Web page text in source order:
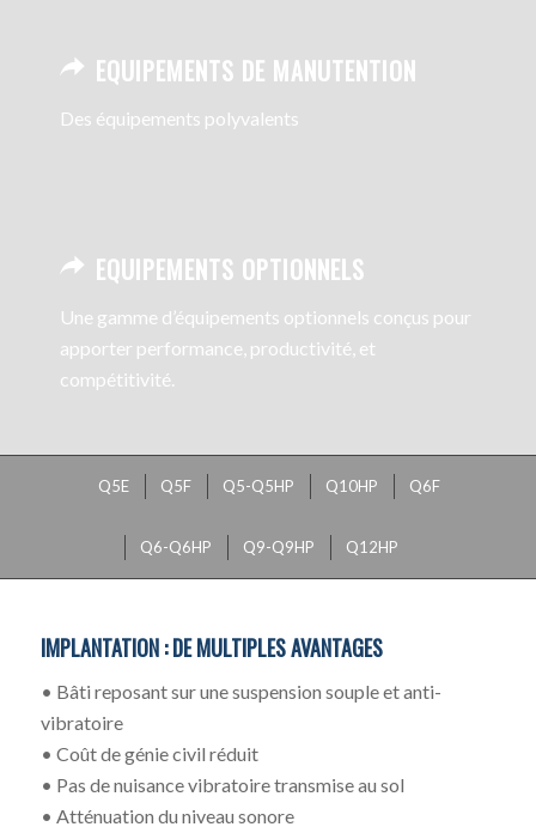
EQUIPEMENTS DE MANUTENTION
Des équipements polyvalents
EQUIPEMENTS OPTIONNELS
Une gamme d’équipements optionnels conçus pour
apporter performance, productivité, et
compétitivité.
Q5E Q5F Q5-Q5HP Q10HP Q6F
Q6-Q6HP Q9-Q9HP Q12HP
IMPLANTATION : DE MULTIPLES AVANTAGES
• Bâti reposant sur une suspension souple et anti-
vibratoire
• Coût de génie civil réduit
• Pas de nuisance vibratoire transmise au sol
• Atténuation du niveau sonore